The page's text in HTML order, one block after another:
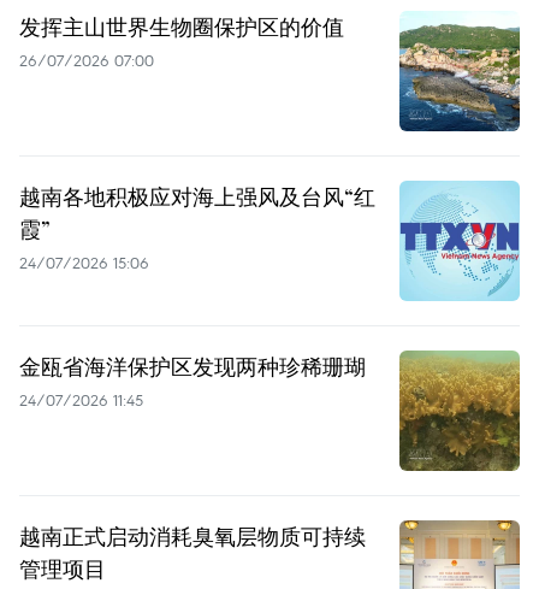
发挥主山世界生物圈保护区的价值
26/07/2026 07:00
越南各地积极应对海上强风及台风“红
霞”
24/07/2026 15:06
金瓯省海洋保护区发现两种珍稀珊瑚
24/07/2026 11:45
越南正式启动消耗臭氧层物质可持续
管理项目